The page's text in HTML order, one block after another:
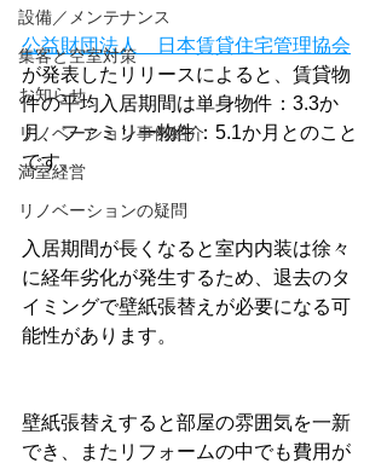
設備／メンテナンス
集客と空室対策
お知らせ
リノベーション事例紹介
満室経営
リノベーションの疑問
公益財団法人　日本賃貸住宅管理協会
が発表したリリースによると、賃貸物
件の平均入居期間は単身物件：3.3か
月、ファミリー物件：5.1か月とのこと
です。
入居期間が長くなると室内内装は徐々
に経年劣化が発生するため、退去のタ
イミングで壁紙張替えが必要になる可
能性があります。
壁紙張替えすると部屋の雰囲気を一新
でき、またリフォームの中でも費用が